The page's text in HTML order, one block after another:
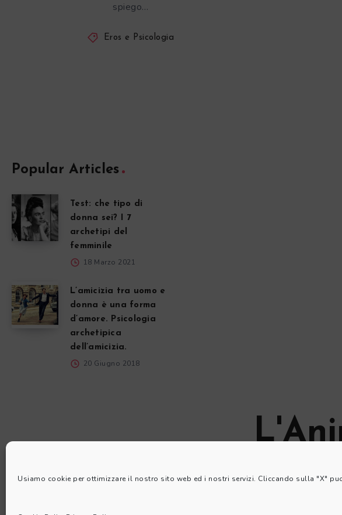
Usiamo cookie per ottimizzare il nostro sito web ed i nostri servizi. Cliccando sulla "X"
spiego…
Eros e Psicologia
Popular Articles
Test: che tipo di
donna sei? I 7
archetipi del
femminile
18 Marzo 2021
L’amicizia tra uomo e
donna è una forma
d’amore. Psicologia
archetipica
dell’amicizia.
20 Giugno 2018